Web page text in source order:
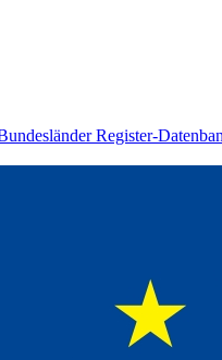
Register-